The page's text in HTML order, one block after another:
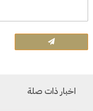
اخبار ذات صلة